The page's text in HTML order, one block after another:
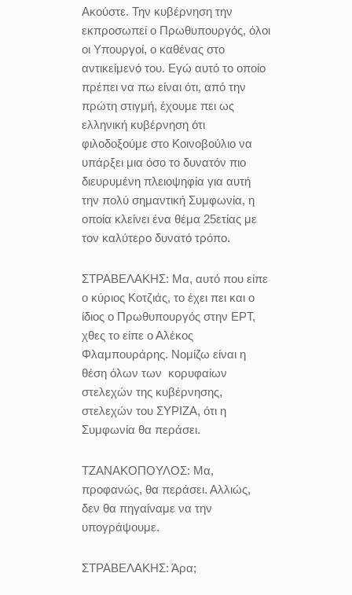
Ακούστε. Την κυβέρνηση την
εκπροσωπεί ο Πρωθυπουργός, όλοι
οι Υπουργοί, ο καθένας στο
αντικείμενό του. Εγώ αυτό το οποίο
πρέπει να πω είναι ότι, από την
πρώτη στιγμή, έχουμε πει ως
ελληνική κυβέρνηση ότι
φιλοδοξούμε στο Κοινοβούλιο να
υπάρξει μια όσο το δυνατόν πιο
διευρυμένη πλειοψηφία για αυτή
την πολύ σημαντική Συμφωνία, η
οποία κλείνει ένα θέμα 25ετίας με
τον καλύτερο δυνατό τρόπο.
ΣΤΡΑΒΕΛΑΚΗΣ: Μα, αυτό που είπε
ο κύριος Κοτζιάς, το έχει πει και ο
ίδιος ο Πρωθυπουργός στην ΕΡΤ,
χθες το είπε ο Αλέκος
Φλαμπουράρης. Νομίζω είναι η
θέση όλων των κορυφαίων
στελεχών της κυβέρνησης,
στελεχών του ΣΥΡΙΖΑ, ότι η
Συμφωνία θα περάσει.
ΤΖΑΝΑΚΟΠΟΥΛΟΣ: Μα,
προφανώς, θα περάσει. Αλλιώς,
δεν θα πηγαίναμε να την
υπογράψουμε.
ΣΤΡΑΒΕΛΑΚΗΣ: Άρα;